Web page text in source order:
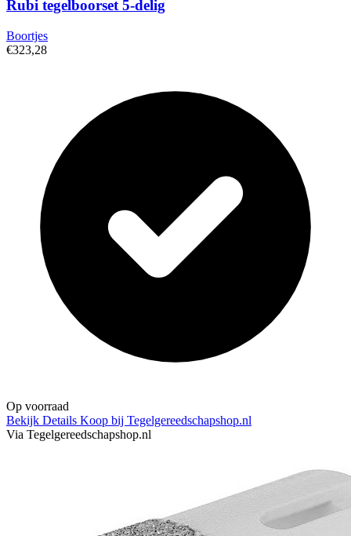
Rubi tegelboorset 5-delig
Boortjes
€323,28
Op voorraad
Bekijk Details Koop bij Tegelgereedschapshop.nl
Via Tegelgereedschapshop.nl